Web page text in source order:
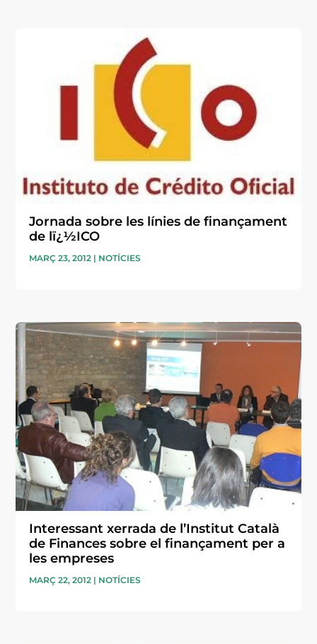
Jornada sobre les línies de finançament
de lï¿½ICO
MARÇ 23, 2012 | NOTÍCIES
Interessant xerrada de l’Institut Català
de Finances sobre el finançament per a
les empreses
MARÇ 22, 2012 | NOTÍCIES